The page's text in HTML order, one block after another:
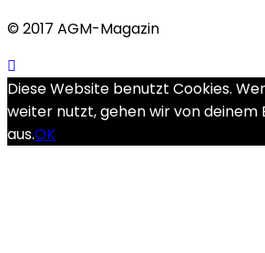
© 2017 AGM-Magazin
Diese Website benutzt Cookies.
weiter nutzt, gehen wir von deinem
aus.OK